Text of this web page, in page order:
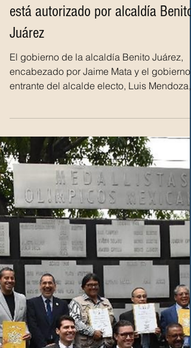
Chronos
4 sept 2024
Conciertos 'Prófugos del Anexo' de
Julión Álvarez y Alfredo Olivas no
está autorizado por alcaldía Benito
Juárez
El gobierno de la alcaldía Benito Juárez,
encabezado por Jaime Mata y el gobierno
entrante del alcalde electo, Luis Mendoza,
quien...